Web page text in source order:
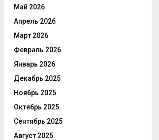
Май 2026
Апрель 2026
Март 2026
Февраль 2026
Январь 2026
Декабрь 2025
Ноябрь 2025
Октябрь 2025
Сентябрь 2025
Август 2025